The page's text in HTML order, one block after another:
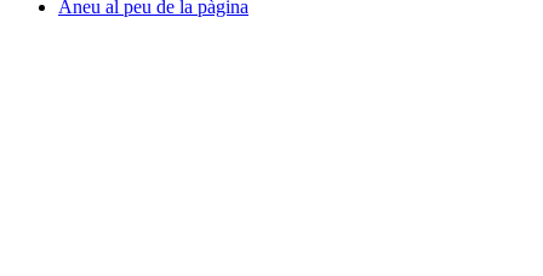
Aneu al peu de la pàgina